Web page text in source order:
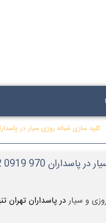
کلید سازی شبانه روزی سیار در پاسداران 970 0919
970 0919 0912
و سیاردر پاسداران تهران